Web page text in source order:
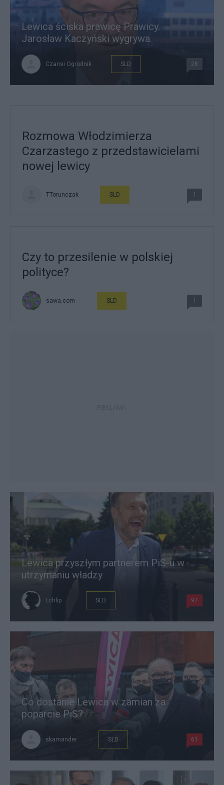
Lewica ściska prawicę Prawicy.
Jarosław Kaczyński wygrywa.
Czansi Ogrodnik SLD 28
Rozmowa Włodzimierza
Czarzastego z przedstawicielami
nowej lewicy
TTorunczak SLD 1
Czy to przesilenie w polskiej
polityce?
sawa.com SLD 1
Lewica przyszłym partnerem PiS-u w
utrzymaniu władzy
Lchlip SLD 97
Co dostanie Lewica w zamian za
poparcie PiS?
skamander SLD 61